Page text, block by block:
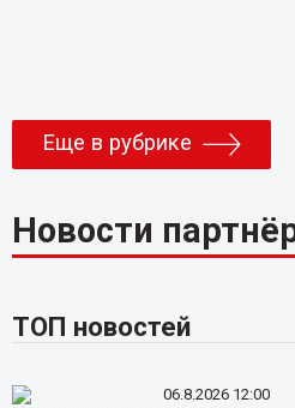
Еще в рубрике
Новости
ТОП новостей
06.8.2026 12:00